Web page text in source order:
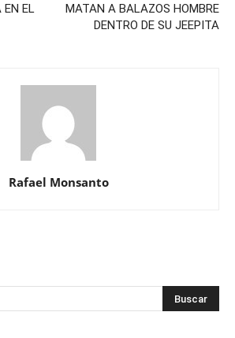
EN EL
MATAN A BALAZOS HOMBRE
DENTRO DE SU JEEPITA
Rafael Monsanto